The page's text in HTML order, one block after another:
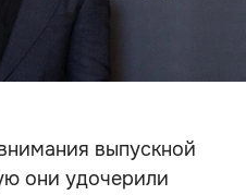
выпускной
они удочерили